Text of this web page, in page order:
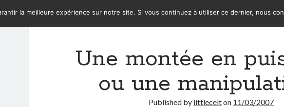
Une montée en
ou une
Published by littlecelton 11/03/2007
la meilleure expérience sur notre site. Si vous continuez à utiliser ce dernier, nous